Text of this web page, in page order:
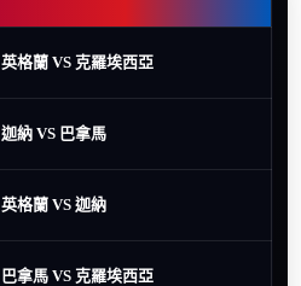
英格蘭 VS 克羅埃西亞
迦納 VS 巴拿馬
英格蘭 VS 迦納
巴拿馬 VS 克羅埃西亞